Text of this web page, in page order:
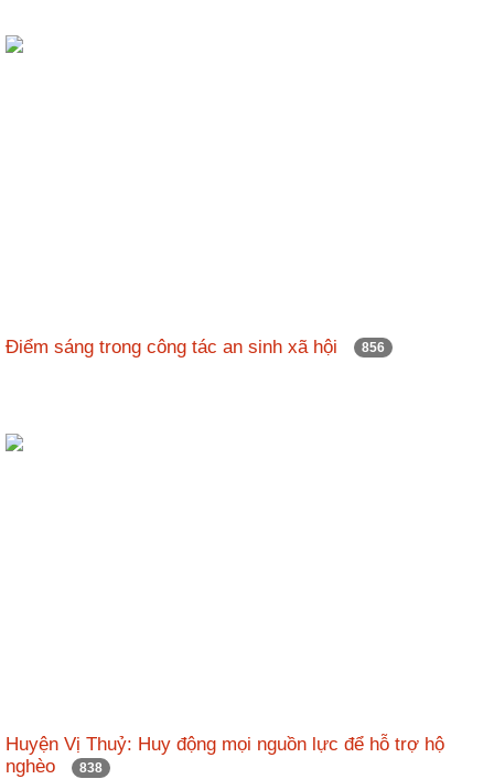
Điểm sáng trong công tác an sinh xã hội 856
Huyện Vị Thuỷ: Huy động mọi nguồn lực để hỗ trợ hộ
nghèo
838